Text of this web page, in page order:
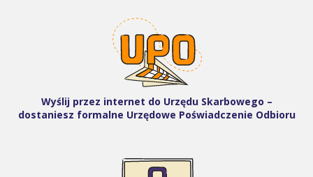
Wyślij przez internet do Urzędu Skarbowego –
dostaniesz formalne Urzędowe Poświadczenie Odbioru